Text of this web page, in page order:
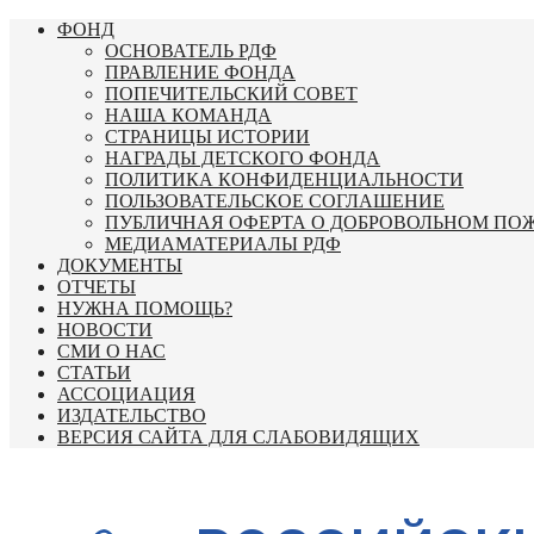
Перейти
содержимому
ФОНД
ОСНОВАТЕЛЬ РДФ
ПРАВЛЕНИЕ ФОНДА
ПОПЕЧИТЕЛЬСКИЙ СОВЕТ
НАША КОМАНДА
СТРАНИЦЫ ИСТОРИИ
НАГРАДЫ ДЕТСКОГО ФОНДА
ПОЛИТИКА КОНФИДЕНЦИАЛЬНОСТИ
ПОЛЬЗОВАТЕЛЬСКОЕ СОГЛАШЕНИЕ
ПУБЛИЧНАЯ ОФЕРТА О ДОБРОВОЛЬНОМ
МЕДИАМАТЕРИАЛЫ РДФ
ДОКУМЕНТЫ
ОТЧЕТЫ
НУЖНА ПОМОЩЬ?
НОВОСТИ
СМИ О НАС
СТАТЬИ
АССОЦИАЦИЯ
ИЗДАТЕЛЬСТВО
ВЕРСИЯ САЙТА ДЛЯ СЛАБОВИДЯЩИХ